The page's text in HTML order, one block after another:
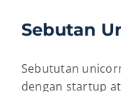
Sebutan
Sebututan
dengan startup